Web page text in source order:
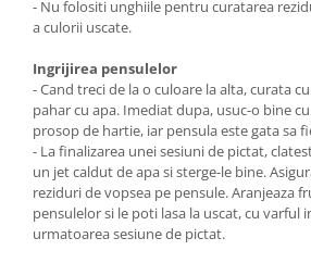
- Nu folositi unghiile pentru curatarea
a culorii uscate.
Ingrijirea pensulelor
- Cand treci de la o culoare la alta, curata
pahar cu apa. Imediat dupa, usuc-o bine
prosop de hartie, iar pensula este gata sa
- La finalizarea unei sesiuni de pictat,
un jet caldut de apa si sterge-le bine.
reziduri de vopsea pe pensule. Aranjeaza
pensulelor si le poti lasa la uscat, cu varful
urmatoarea sesiune de pictat.